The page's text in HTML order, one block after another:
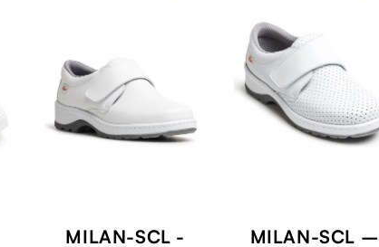
MILAN-SCL -
MILAN-SCL –